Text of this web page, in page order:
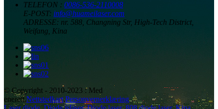
TELEFON : 0086-536-2110008
E-POST: info@huameilaser.com
ADRESSE: nr. 588, Changning Str, High-Tech District,
Weifang, Kina
© Copyright - 2010-2023 : Med
enerett.Nettstedkart,Personvernerklæring